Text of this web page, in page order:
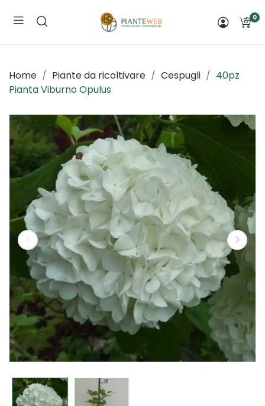
0
Home Piante da ricoltivare Cespugli
40pz
Pianta Viburno Opulus